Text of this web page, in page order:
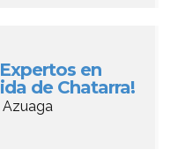
en
de Chatarra!